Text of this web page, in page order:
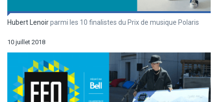
Hubert Lenoirparmi les 10 finalistes du Prix de musique Polaris
10 juillet 2018